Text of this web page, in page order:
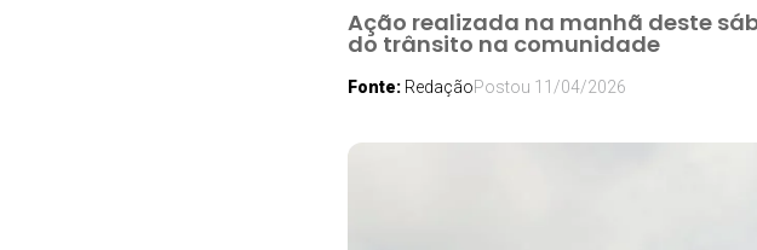
Ação realizada na manhã deste
do trânsito na comunidade
Fonte: RedaçãoPostou 11/04/2026